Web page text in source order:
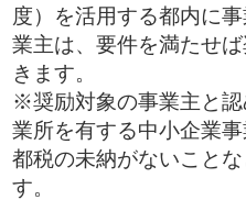
度）を活用する都内に事
業主は、要件を満たせ
きます。
※奨励対象の事業主と認
業所を有する中小企業
都税の未納がないこと
す。